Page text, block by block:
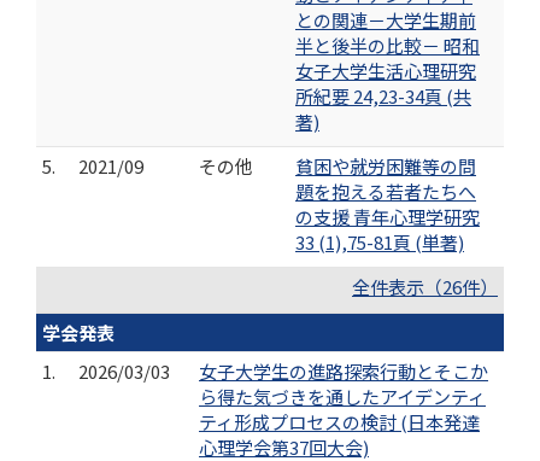
との関連－大学生期前
半と後半の比較－ 昭和
女子大学生活心理研究
所紀要 24,23-34頁 (共
著)
5.
2021/09 その他
貧困や就労困難等の問
題を抱える若者たちへ
の支援 青年心理学研究
33 (1),75-81頁 (単著)
全件表示（26件）
学会発表
1.
2026/03/03
女子大学生の進路探索行動とそこか
ら得た気づきを通したアイデンティ
ティ形成プロセスの検討 (日本発達
心理学会第37回大会)